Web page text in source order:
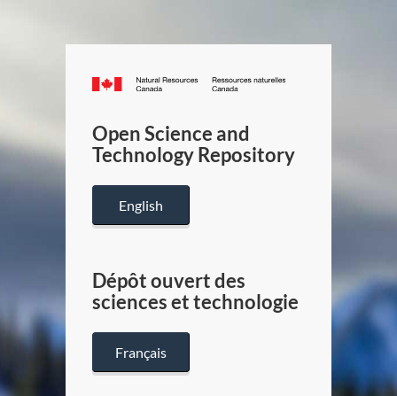
Canada.ca
/
Canada
Open Science and
Technology Repository
English
Dépôt ouvert des
sciences et technologie
Français